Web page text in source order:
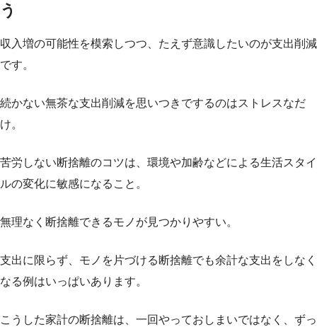
う
収入増の可能性を模索しつつ、たえず意識したいのが支出削減
です。
続かない無茶な支出削減を思いつきでするのはストレスなだ
け。
苦労しない断捨離のコツは、環境や加齢などによる生活スタイ
ルの変化に敏感になること。
無理なく断捨離できるモノが見つかりやすい。
支出に限らず、モノを片づける断捨離でも余計な支出をしなく
なる例はいっぱいあります。
こうした家計の断捨離は、一回やっておしまいではなく、ずっ